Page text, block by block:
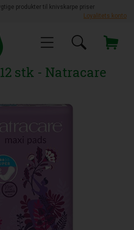
produkter til knivskarpe priser
Loyalitets konto
stk - Natracare